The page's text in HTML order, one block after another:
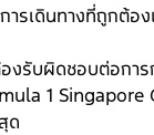
ารเดินทางที่ถูกต้อ
งรับผิดชอบต่อการ
1
ด